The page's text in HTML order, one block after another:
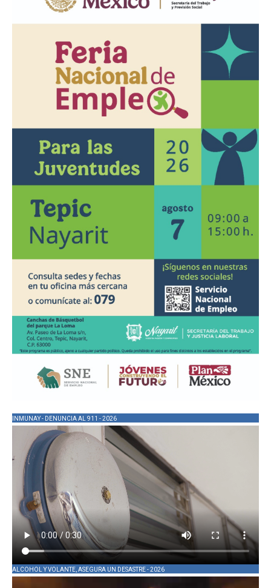
INMUNAY - DENUNCIA AL 911 - 2026
ALCOHOL Y VOLANTE, ASEGURA UN DESASTRE - 2026